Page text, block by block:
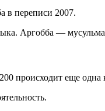
в переписи 2007.
Аргобба —
происходит еще одна